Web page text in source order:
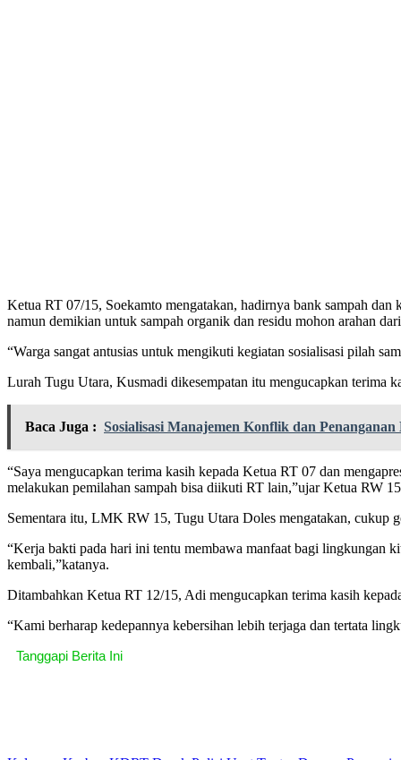
Ketua RT 07/15, Soekamto mengatakan, hadirnya bank sampah
namun demikian untuk sampah organik dan residu mohon arahan
“Warga sangat antusias untuk mengikuti kegiatan sosialisasi pilah
Lurah Tugu Utara, Kusmadi dikesempatan itu mengucapkan terima
Baca Juga : Sosialisasi Manajemen Konflik dan
“Saya mengucapkan terima kasih kepada Ketua RT 07 dan
melakukan pemilahan sampah bisa diikuti RT lain,”ujar Ketua RW
Sementara itu, LMK RW 15, Tugu Utara Doles mengatakan, cukup
“Kerja bakti pada hari ini tentu membawa manfaat bagi lingkungan
kembali,”katanya.
Ditambahkan Ketua RT 12/15, Adi mengucapkan terima kasih
“Kami berharap kedepannya kebersihan lebih terjaga dan tertata
Tanggapi Berita Ini